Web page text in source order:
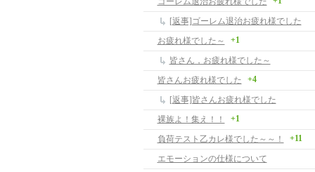
[返事]ゴーレム退治お疲れ様でした
お疲れ様でした～
+1
皆さん，お疲れ様でした～
皆さんお疲れ様でした
+4
[返事]皆さんお疲れ様でした
裸族よ！集え！！
+1
負荷テスト乙カレ様でした～～！ +11
エモーションの仕様について